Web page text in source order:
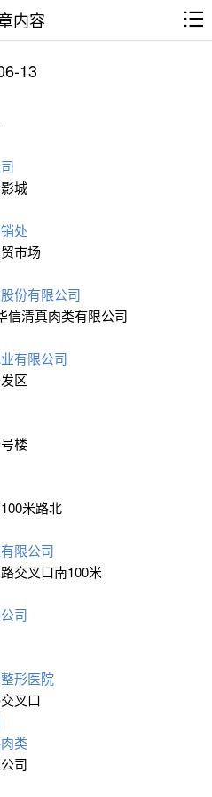
内容
13
城
处
市场
份有限公司
信清真肉类有限公司
有限公司
区
楼
米路北
限公司
交叉口南100米
司
形医院
叉口
类
司